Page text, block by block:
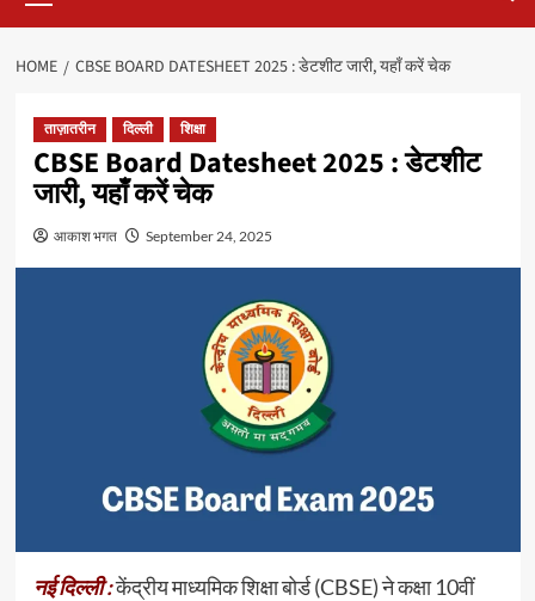
HOME CBSE BOARD DATESHEET 2025 : डेटशीट जारी, यहाँ करें चेक
ताज़ातरीन दिल्ली शिक्षा
CBSE Board Datesheet 2025 : डेटशीट
जारी, यहाँ करें चेक
आकाश भगत September 24, 2025
नई दिल्ली :केंद्रीय माध्यमिक शिक्षा बोर्ड (CBSE) ने कक्षा 10वीं